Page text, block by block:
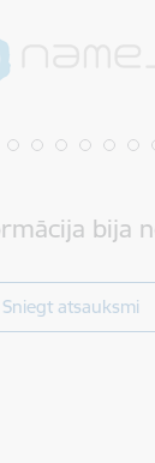
bija
Sniegt atsauksmi